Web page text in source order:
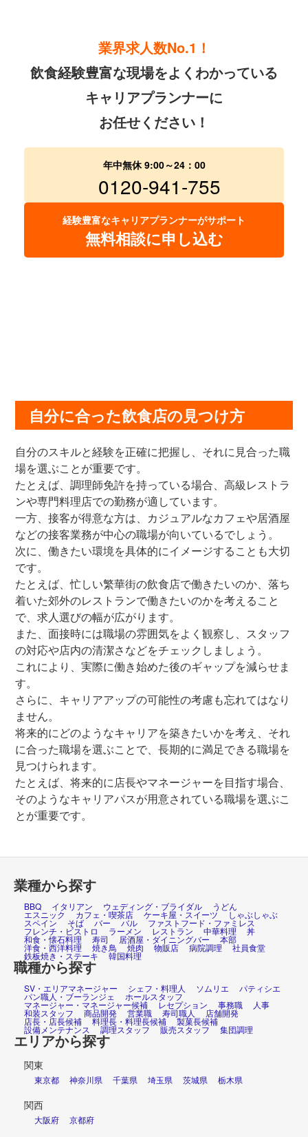
業界求人数No.1！
飲食経験豊富な現場をよくわかっている
キャリアプランナーに
お任せください！
年中無休 9:00～24：00
0120-941-755
経験豊富なキャリアプランナーがサポート
無料相談に申し込む
自分に合った飲食店の見つけ方
自分のスキルと経験を正確に把握し、それに見合った職
場を選ぶことが重要です。
たとえば、調理師免許を持っている場合、高級レストラ
ンや専門料理店での勤務が適しています。
一方、接客が得意な方は、カジュアルなカフェや居酒屋
などの接客業務が中心の職場が向いているでしょう。
次に、働きたい環境を具体的にイメージすることも大切
です。
たとえば、忙しい繁華街の飲食店で働きたいのか、落ち
着いた郊外のレストランで働きたいのかを考えること
で、求人選びの幅が広がります。
また、面接時には職場の雰囲気をよく観察し、スタッフ
の対応や店内の清潔さなどをチェックしましょう。
これにより、実際に働き始めた後のギャップを減らせま
す。
さらに、キャリアアップの可能性の考慮も忘れてはなり
ません。
将来的にどのようなキャリアを築きたいかを考え、それ
に合った職場を選ぶことで、長期的に満足できる職場を
見つけられます。
たとえば、将来的に店長やマネージャーを目指す場合、
そのようなキャリアパスが用意されている職場を選ぶこ
とが重要です。
業種から探す
BBQ イタリアン ウェディング・ブライダル うどん
エスニック カフェ・喫茶店 ケーキ屋・スイーツ しゃぶしゃぶ
スペイン そば バー バル ファストフード・ファミレス
フレンチ・ビストロ ラーメン レストラン 中華料理 丼
和食・懐石料理 寿司 居酒屋・ダイニングバー 本部
洋食・西洋料理 焼き鳥 焼肉 物販店 病院調理 社員食堂
鉄板焼き・ステーキ 韓国料理
職種から探す
SV・エリアマネージャー シェフ・料理人 ソムリエ パティシエ
パン職人・ブーランジェ ホールスタッフ
マネージャー・マネージャー候補 レセプション 事務職 人事
和装スタッフ 商品開発 営業職 寿司職人 店舗開発
店長・店長候補 料理長・料理長候補 製菓長候補
設備メンテナンス 調理スタッフ 販売スタッフ 集団調理
エリアから探す
関東
東京都 神奈川県 千葉県 埼玉県 茨城県 栃木県
関西
大阪府 京都府